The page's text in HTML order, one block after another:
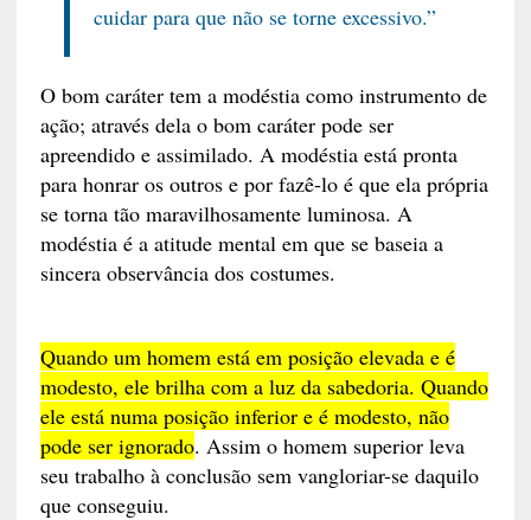
cuidar para que não se torne excessivo.”
O bom caráter tem a modéstia como instrumento de
ação; através dela o bom caráter pode ser
apreendido e assimilado. A modéstia está pronta
para honrar os outros e por fazê-lo é que ela própria
se torna tão maravilhosamente luminosa. A
modéstia é a atitude mental em que se baseia a
sincera observância dos costumes.
Quando um homem está em posição elevada e é
modesto, ele brilha com a luz da sabedoria. Quando
ele está numa posição inferior e é modesto, não
pode ser ignorado. Assim o homem superior leva
seu trabalho à conclusão sem vangloriar-se daquilo
que conseguiu.